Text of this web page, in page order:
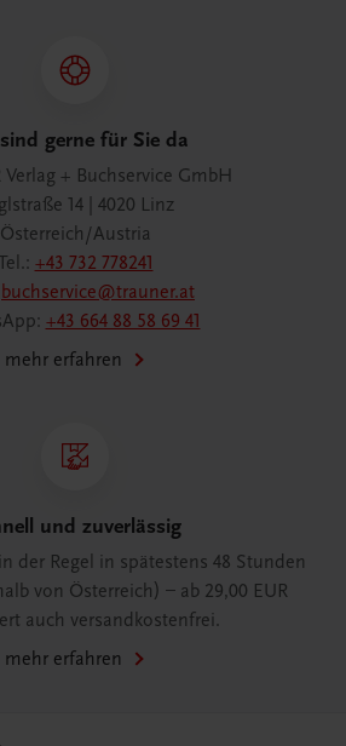
gerne für Sie da
Verlag + Buchservice GmbH
14 | 4020 Linz
Österreich/Austria
+43 732 778241
buchservice@trauner.at
+43 664 88 58 69 41
mehr erfahren
und zuverlässig
der Regel in spätestens 48 Stunden
von Österreich) – ab 29,00 EUR
auch versandkostenfrei.
mehr erfahren